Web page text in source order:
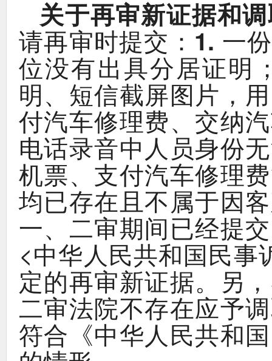
关于再审新证据和
请再审时提交 ： 1. 一
位没有出具分居证明
明 、 短信截屏图片 ，
付汽车修理费、 交纳
电话录音中人员身份
机票、 支付汽车修理
均已存在且不属于因
一、 二审期间已经提交
<中华人民共和国民事
定的再审新证据。 另 ，
二审法院不存在应予
符合 《中华人民共和